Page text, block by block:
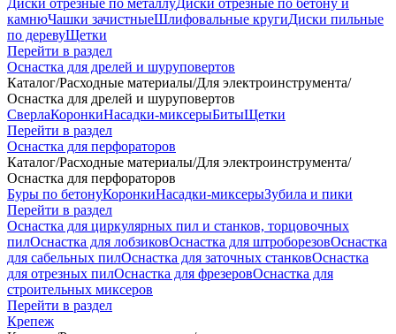
Диски отрезные по металлуДиски отрезные по бетону и
камнюЧашки зачистныеШлифовальные кругиДиски пильные
по деревуЩетки
Перейти в раздел
Оснастка для дрелей и шуруповертов
Каталог/Расходные материалы/Для электроинструмента/
Оснастка для дрелей и шуруповертов
СверлаКоронкиНасадки-миксерыБитыЩетки
Перейти в раздел
Оснастка для перфораторов
Каталог/Расходные материалы/Для электроинструмента/
Оснастка для перфораторов
Буры по бетонуКоронкиНасадки-миксерыЗубила и пики
Перейти в раздел
Оснастка для циркулярных пил и станков, торцовочных
пилОснастка для лобзиковОснастка для штроборезовОснастка
для сабельных пилОснастка для заточных станковОснастка
для отрезных пилОснастка для фрезеровОснастка для
строительных миксеров
Перейти в раздел
Крепеж